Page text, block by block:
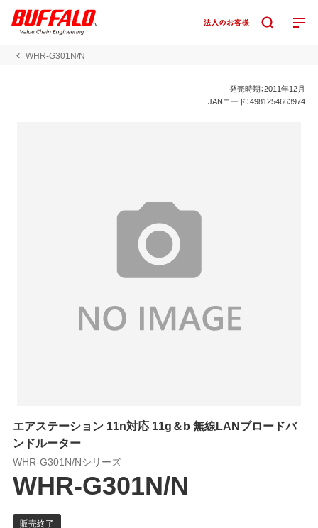
WHR-G301N/N
発売時期：2011年12月
JANコード：4981254663974
エアステーション 11n対応 11g＆b 無線LANブロードバ
ンドルーター
WHR-G301N/Nシリーズ
WHR-G301N/N